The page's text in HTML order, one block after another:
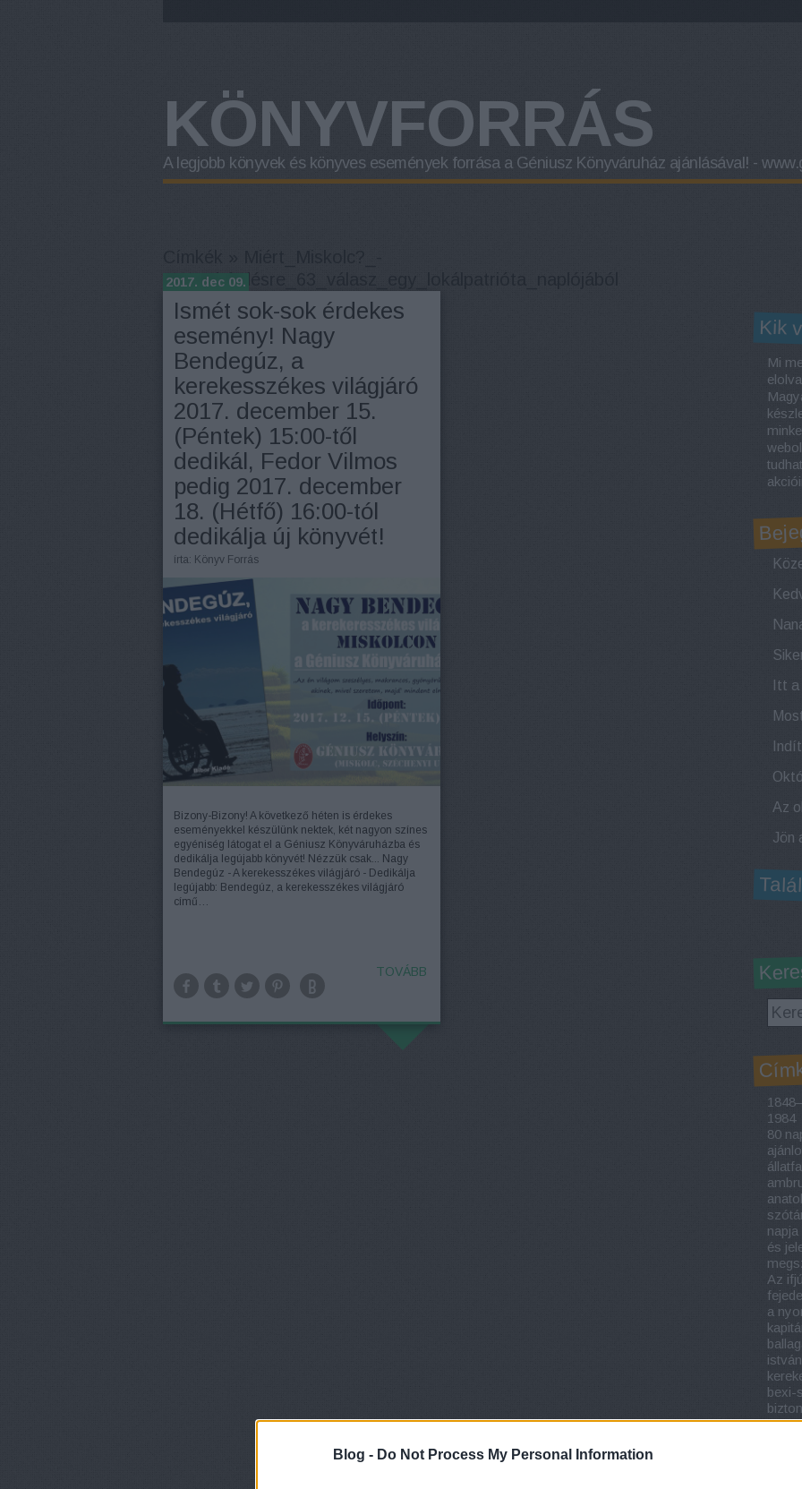
Blog - Do Not Process My Personal Information
KÖNYVFORRÁS
A legjobb könyvek és könyves események forrása a Géniusz Könyváruház ajánlásával! -
_Egy_kérdésre_63_válasz_egy_lokálpatrióta_naplójából
2017. dec 09.
Ismét sok-sok érdekes
esemény! Nagy
Bendegúz, a
kerekesszékes világjáró
2017. december 15.
(Péntek) 15:00-től
dedikál, Fedor Vilmos
pedig 2017. december
18. (Hétfő) 16:00-tól
dedikálja új könyvét!
írta: Könyv Forrás
Bizony-Bizony! A következő héten is érdekes
eseményekkel készülünk nektek, két nagyon színes
egyéniség látogat el a Géniusz Könyváruházba és
dedikálja legújabb könyvét! Nézzük csak... Nagy
Bendegúz - A kerekesszékes világjáró - Dedikálja
legújabb: Bendegúz, a kerekesszékes világjáró
című…
TOVÁBB
Kik
Mi
Itt
1984
80
napja
és
Az
a
istván
bexi-
böjte